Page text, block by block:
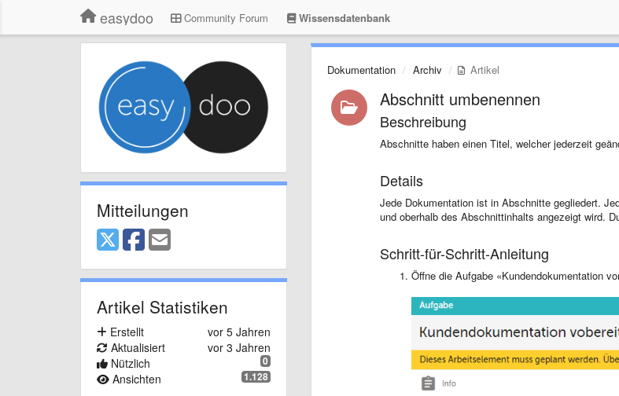
easydoo Community Forum Wissensdatenbank
Mitteilungen
Artikel Statistiken
vor 5 Jahren
Erstellt
vor 3 Jahren
Aktualisiert
0
Nützlich
1.128
Ansichten
Dokumentation Archiv Artikel
Abschnitt umbenennen
Beschreibung
Abschnitte haben einen Titel, welcher jederzeit
Details
Jede Dokumentation ist in Abschnitte gegliedert.
und oberhalb des Abschnittinhalts angezeigt wird.
Schritt-für-Schritt-Anleitung
Öffne die Aufgabe «Kundendokumentation